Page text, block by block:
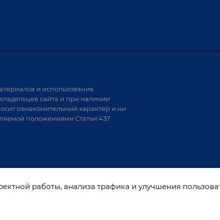
Монтаж
возможности автоматизации
и использование
сайта и при наличии
ознакомительный характер и ни
положениями Статьи 437
работы, анализа трафика и улучшения